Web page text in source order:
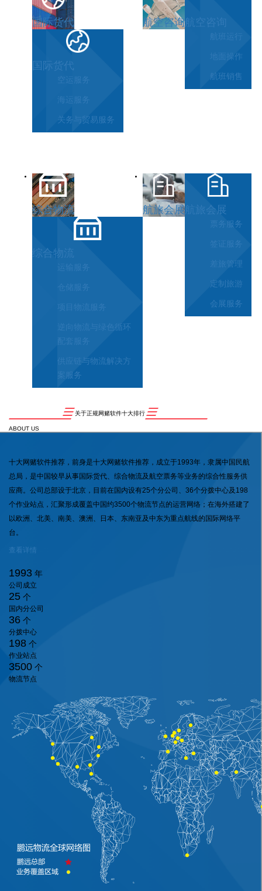
国际货代
国际货代
空运服务
海运服务
关务与贸易服务
航空咨询航空咨询
航班运行
地面操作
航班销售
综合物流
综合物流
运输服务
仓储服务
项目物流服务
逆向物流与绿色循环
配套服务
供应链与物流解决方
案服务
航旅会展航旅会展
票务服务
签证服务
差旅管理
定制旅游
会展服务
关于正规网赌软件十大排行
ABOUT US
十大网赌软件推荐，前身是十大网赌软件推荐，成立于1993年，隶属中国民航
总局，是中国较早从事国际货代、综合物流及航空票务等业务的综合性服务供
应商。公司总部设于北京，目前在国内设有25个分公司、36个分拨中心及198
个作业站点，汇聚形成覆盖中国约3500个物流节点的运营网络；在海外搭建了
以欧洲、北美、南美、澳洲、日本、东南亚及中东为重点航线的国际网络平
台。
查看详情
1993 年
公司成立
25 个
国内分公司
36 个
分拨中心
198 个
作业站点
3500 个
物流节点